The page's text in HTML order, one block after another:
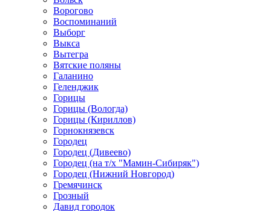
Ворогово
Воспоминаний
Выборг
Выкса
Вытегра
Вятские поляны
Галанино
Геленджик
Горицы
Горицы (Вологда)
Горицы (Кириллов)
Горнокнязевск
Городец
Городец (Дивеево)
Городец (на т/х "Мамин-Сибиряк")
Городец (Нижний Новгород)
Гремячинск
Грозный
Давид городок